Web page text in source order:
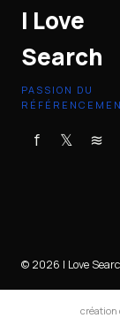
I Love
Search
PASSION DU
f 𝕏 ≋
© 2026 I Love
création